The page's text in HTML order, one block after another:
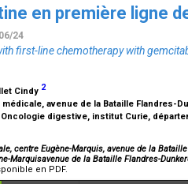
en première ligne
24
first-line chemotherapy with
Cindy 2
avenue de la Bataille Flandres-
digestive, institut Curie,
centre Eugène-Marquis, avenue de la
Marquisavenue de la Bataille Flandres-
en PDF.